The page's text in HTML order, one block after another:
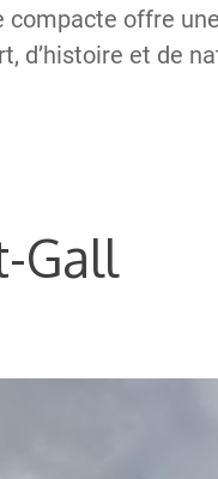
compacte offre une
d’histoire et de
Gall